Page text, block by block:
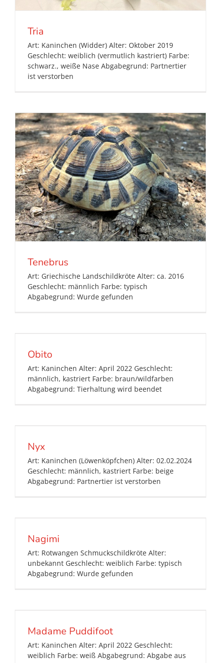
Tria
Art: Kaninchen (Widder) Alter: Oktober 2019
Geschlecht: weiblich (vermutlich kastriert) Farbe:
schwarz., weiße Nase Abgabegrund: Partnertier
ist verstorben
Tenebrus
Art: Griechische Landschildkröte Alter: ca. 2016
Geschlecht: männlich Farbe: typisch
Abgabegrund: Wurde gefunden
Obito
Art: Kaninchen Alter: April 2022 Geschlecht:
männlich, kastriert Farbe: braun/wildfarben
Abgabegrund: Tierhaltung wird beendet
Nyx
Art: Kaninchen (Löwenköpfchen) Alter: 02.02.2024
Geschlecht: männlich, kastriert Farbe: beige
Abgabegrund: Partnertier ist verstorben
Nagimi
Art: Rotwangen Schmuckschildkröte Alter:
unbekannt Geschlecht: weiblich Farbe: typisch
Abgabegrund: Wurde gefunden
Madame Puddifoot
Art: Kaninchen Alter: April 2022 Geschlecht:
weiblich Farbe: weiß Abgabegrund: Abgabe aus